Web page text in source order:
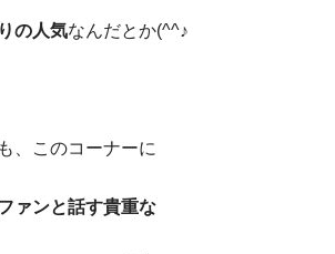
の人気なんだとか(^^♪
、このコーナーに
ァンと話す貴重な